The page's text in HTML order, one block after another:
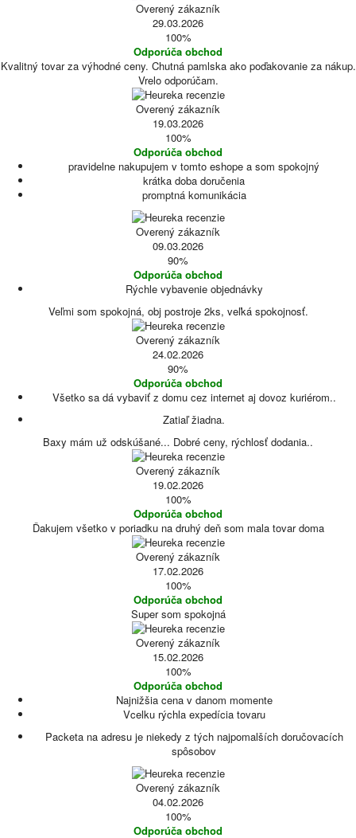
Overený zákazník
29.03.2026
100%
Odporúča obchod
Kvalitný tovar za výhodné ceny. Chutná pamlska ako poďakovanie za nákup.
Vrelo odporúčam.
Overený zákazník
19.03.2026
100%
Odporúča obchod
pravidelne nakupujem v tomto eshope a som spokojný
krátka doba doručenia
promptná komunikácia
Overený zákazník
09.03.2026
90%
Odporúča obchod
Rýchle vybavenie objednávky
Veľmi som spokojná, obj postroje 2ks, veľká spokojnosť.
Overený zákazník
24.02.2026
90%
Odporúča obchod
Všetko sa dá vybaviť z domu cez internet aj dovoz kuriérom..
Zatiaľ žiadna.
Baxy mám už odskúšané... Dobré ceny, rýchlosť dodania..
Overený zákazník
19.02.2026
100%
Odporúča obchod
Ďakujem všetko v poriadku na druhý deň som mala tovar doma
Overený zákazník
17.02.2026
100%
Odporúča obchod
Super som spokojná
Overený zákazník
15.02.2026
100%
Odporúča obchod
Najnižšia cena v danom momente
Vcelku rýchla expedícia tovaru
Packeta na adresu je niekedy z tých najpomalších doručovacích
spôsobov
Overený zákazník
04.02.2026
100%
Odporúča obchod